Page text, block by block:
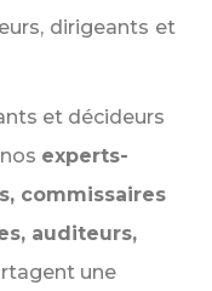
dirigeants et
et décideurs
experts-
commissaires
auditeurs,
une